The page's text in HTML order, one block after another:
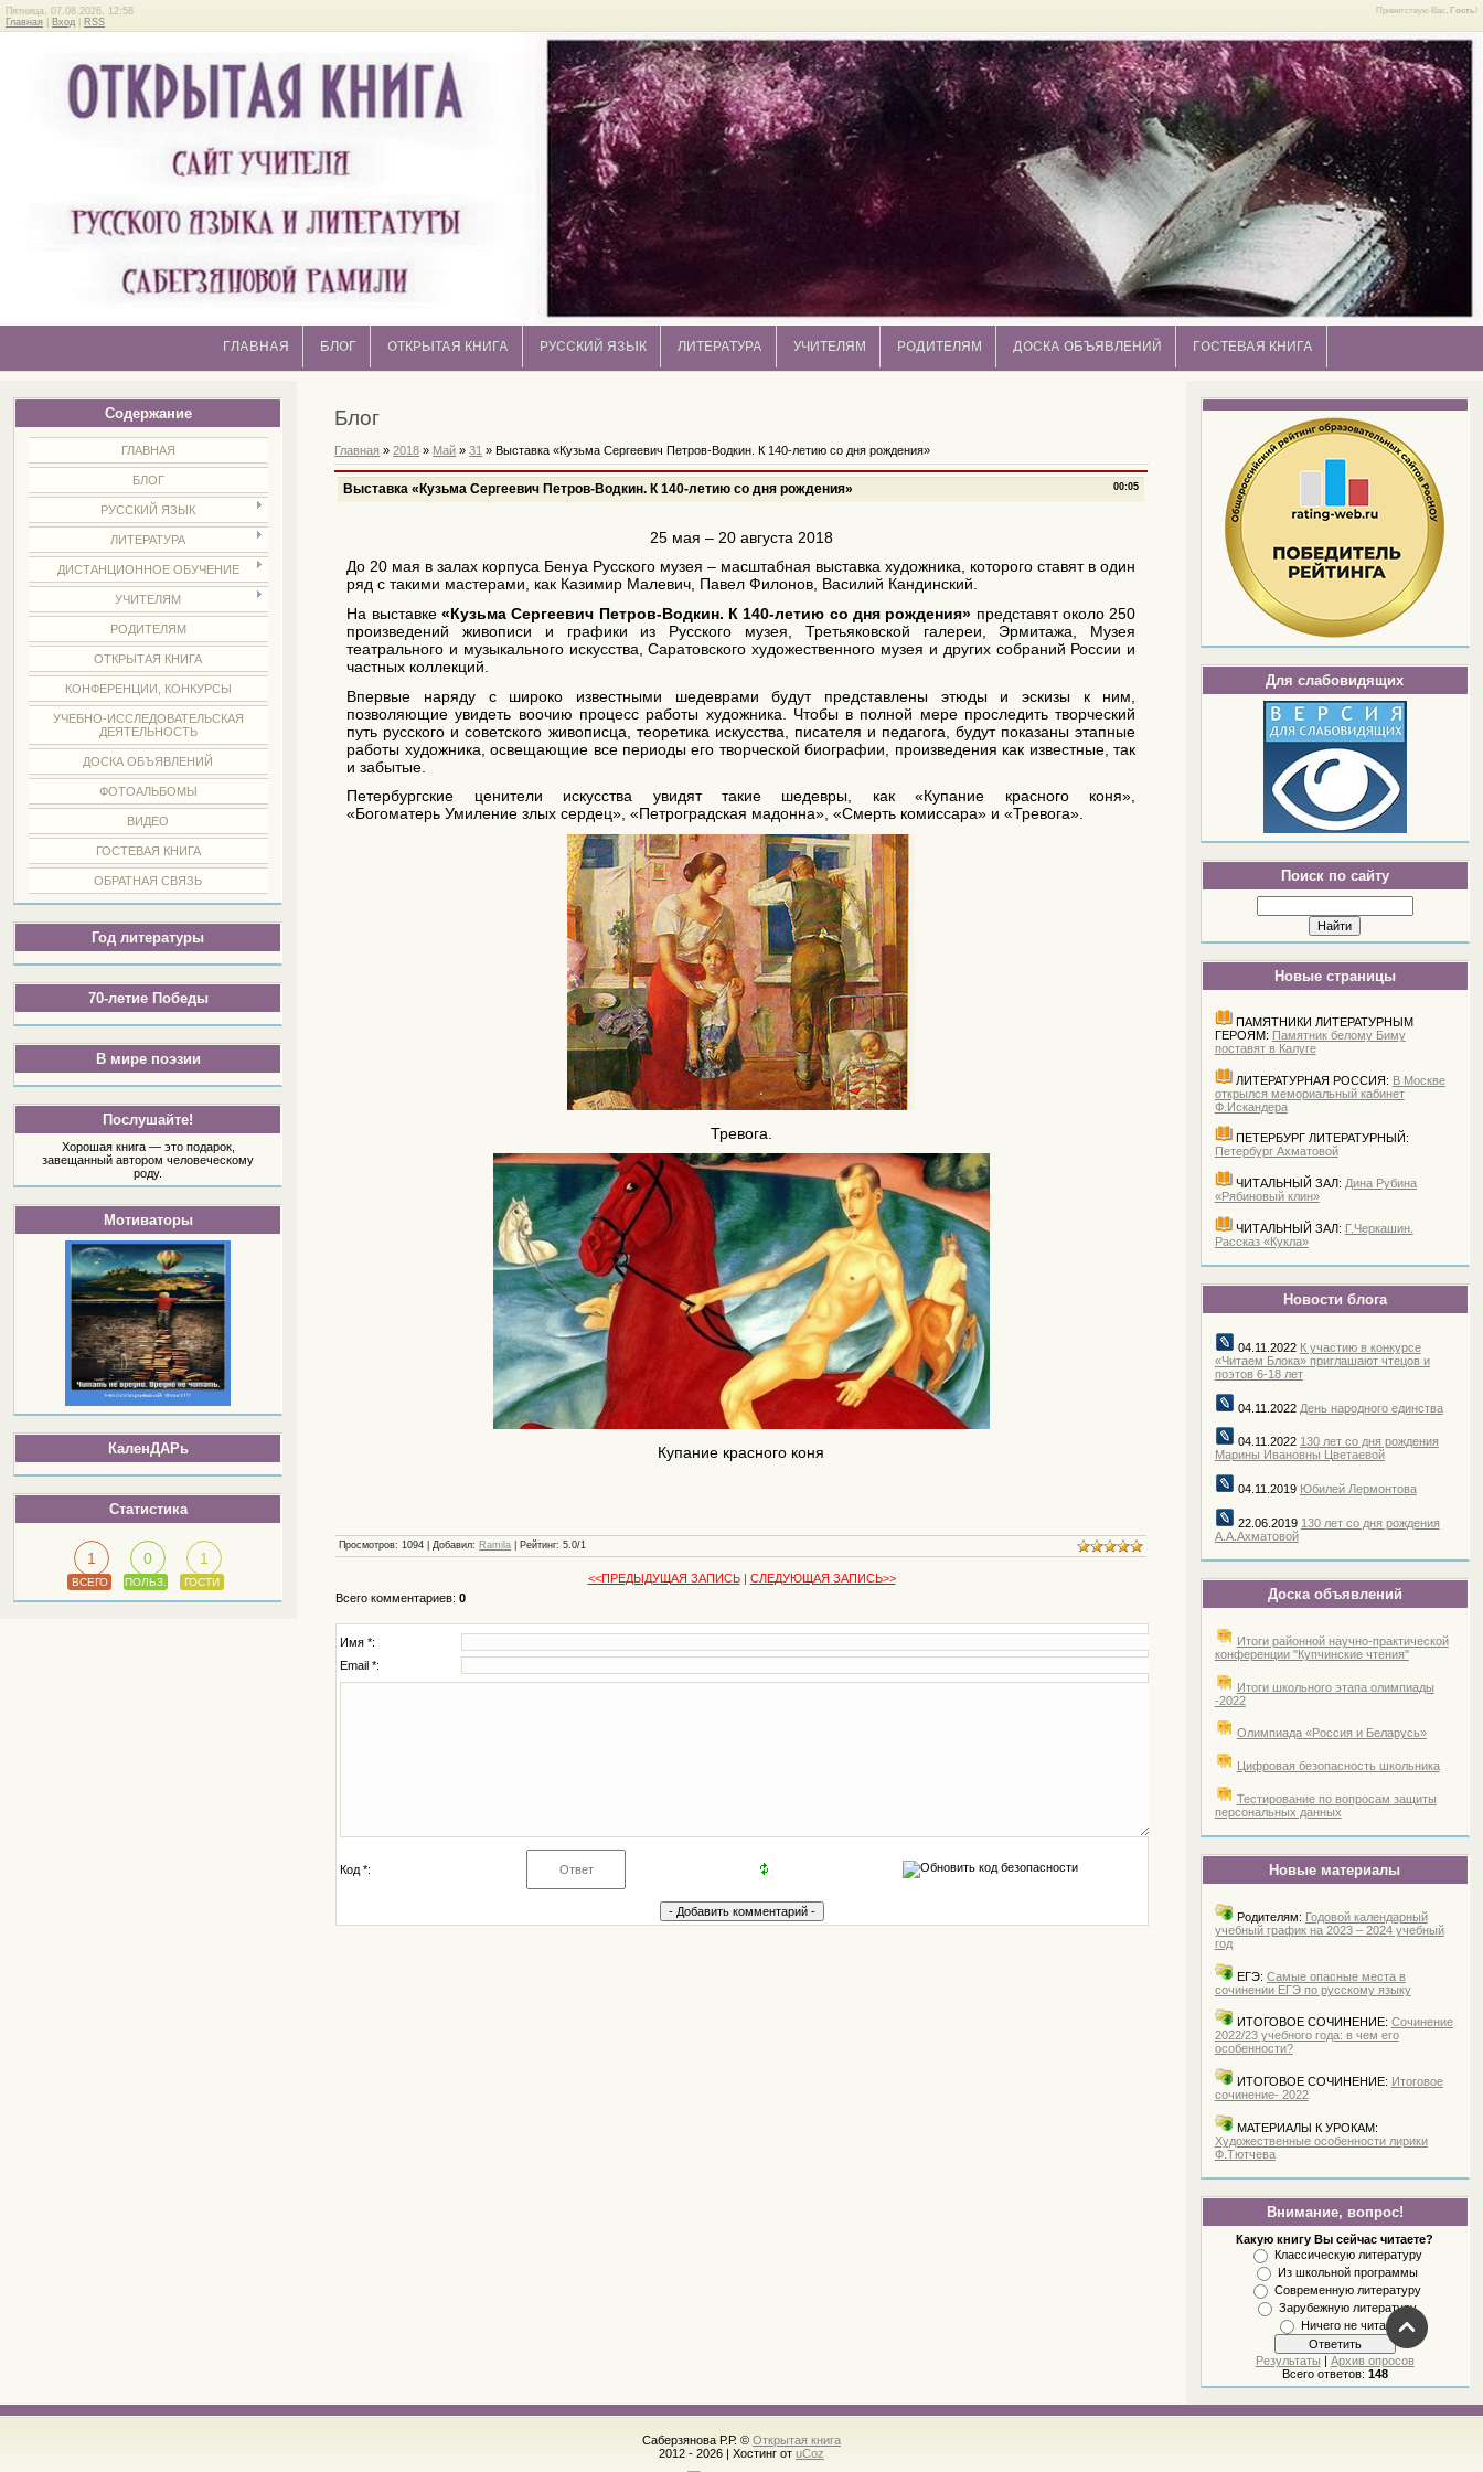
Приветствую Вас, Гость!
Пятница, 07.08.2026, 12:58
Главная
Вход RSS
ГЛАВНАЯ БЛОГ ОТКРЫТАЯ КНИГА РУССКИЙ ЯЗЫК ЛИТЕРАТУРА УЧИТЕЛЯМ РОДИТЕЛЯМ ДОСКА ОБЪЯВЛЕНИЙ ГОСТЕВАЯ КНИГА
Содержание
ГЛАВНАЯ
БЛОГ
РУССКИЙ ЯЗЫК
ЛИТЕРАТУРА
ДИСТАНЦИОННОЕ ОБУЧЕНИЕ
УЧИТЕЛЯМ
РОДИТЕЛЯМ
ОТКРЫТАЯ КНИГА
КОНФЕРЕНЦИИ, КОНКУРСЫ
УЧЕБНО-ИССЛЕДОВАТЕЛЬСКАЯ
ДЕЯТЕЛЬНОСТЬ
ДОСКА ОБЪЯВЛЕНИЙ
ФОТОАЛЬБОМЫ
ВИДЕО
ГОСТЕВАЯ КНИГА
ОБРАТНАЯ СВЯЗЬ
Год литературы
70-летие Победы
В мире поэзии
Послушайте!
Хорошая книга — это подарок,
завещанный автором человеческому
роду.
Мотиваторы
КаленДАРь
Статистика
1
ВСЕГО
0
ПОЛЬЗ.
1
ГОСТИ
Для слабовидящих
Поиск по сайту
Новые страницы
ПАМЯТНИКИ ЛИТЕРАТУРНЫМ
ГЕРОЯМ: Памятник белому Биму
поставят в Калуге
ЛИТЕРАТУРНАЯ РОССИЯ: В Москве
открылся мемориальный кабинет
Ф.Искандера
ПЕТЕРБУРГ ЛИТЕРАТУРНЫЙ:
Петербург Ахматовой
ЧИТАЛЬНЫЙ ЗАЛ: Дина Рубина
«Рябиновый клин»
ЧИТАЛЬНЫЙ ЗАЛ: Г.Черкашин.
Рассказ «Кукла»
Новости блога
04.11.2022 К участию в конкурсе
«Читаем Блока» приглашают чтецов и
поэтов 6-18 лет
04.11.2022 День народного единства
04.11.2022 130 лет со дня рождения
Марины Ивановны Цветаевой
04.11.2019 Юбилей Лермонтова
22.06.2019 130 лет со дня рождения
А.А.Ахматовой
Доска объявлений
Итоги районной научно-практической
конференции "Купчинские чтения"
Итоги школьного этапа олимпиады
-2022
Олимпиада «Россия и Беларусь»
Цифровая безопасность школьника
Тестирование по вопросам защиты
персональных данных
Новые материалы
Родителям: Годовой календарный
учебный график на 2023 – 2024 учебный
год
ЕГЭ: Самые опасные места в
сочинении ЕГЭ по русскому языку
ИТОГОВОЕ СОЧИНЕНИЕ: Сочинение
2022/23 учебного года: в чем его
особенности?
ИТОГОВОЕ СОЧИНЕНИЕ: Итоговое
сочинение- 2022
МАТЕРИАЛЫ К УРОКАМ:
Художественные особенности лирики
Ф.Тютчева
Внимание, вопрос!
Какую книгу Вы сейчас читаете?
Классическую литературу
Из школьной программы
Современную литературу
Зарубежную литературу
Ничего не читаю
Результаты | Архив опросов
Всего ответов: 148
Блог
Главная »2018 » Май » 31 » Выставка «Кузьма Сергеевич Петров-Водкин. К 140-летию со дня рождения»
00:05
Выставка «Кузьма Сергеевич Петров-Водкин. К 140-летию со дня рождения»
25 мая – 20 августа 2018
До 20 мая в залах корпуса Бенуа Русского музея – масштабная выставка художника, которого ставят в один
ряд с такими мастерами, как Казимир Малевич, Павел Филонов, Василий Кандинский.
На выставке «Кузьма Сергеевич Петров-Водкин. К 140-летию со дня рождения» представят около 250
произведений живописи и графики из Русского музея, Третьяковской галереи, Эрмитажа, Музея
театрального и музыкального искусства, Саратовского художественного музея и других собраний России и
частных коллекций.
Впервые наряду с широко известными шедеврами будут представлены этюды и эскизы к ним,
позволяющие увидеть воочию процесс работы художника. Чтобы в полной мере проследить творческий
путь русского и советского живописца, теоретика искусства, писателя и педагога, будут показаны этапные
работы художника, освещающие все периоды его творческой биографии, произведения как известные, так
и забытые.
Петербургские ценители искусства увидят такие шедевры, как «Купание красного коня»,
«Богоматерь Умиление злых сердец», «Петроградская мадонна», «Смерть комиссара» и «Тревога».
Тревога.
Купание красного коня
Просмотров: 1094 |Добавил: Ramila Рейтинг:5.0/1
<<ПРЕДЫДУЩАЯ ЗАПИСЬ| СЛЕДУЮЩАЯ ЗАПИСЬ>>
Всего комментариев: 0
Имя *:
Email *:
Код *:
Саберзянова Р.Р. © Открытая книга
2012 - 2026 | Хостинг от uCoz